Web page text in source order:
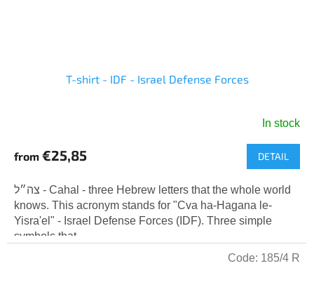
T-shirt - IDF - Israel Defense Forces
product
is
5,0
out
of
In stock
from €25,85 DETAIL
צה״ל - Cahal - three Hebrew letters that the whole world
knows. This acronym stands for "Cva ha-Hagana le-
Yisra'el" - Israel Defense Forces (IDF). Three simple
symbols that...
Code: 185/4 R